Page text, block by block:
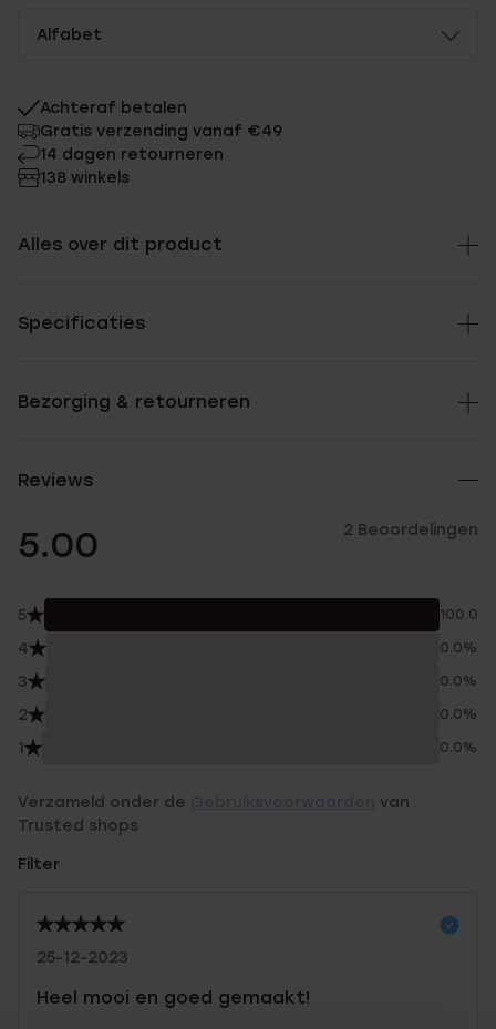
Alfabet
Achteraf betalen
Gratis verzending vanaf €49
14 dagen retourneren
138 winkels
Alles over dit product
Specificaties
Bezorging & retourneren
Reviews
5.00 2 Beoordelingen
5 100.0%
4 0.0%
3 0.0%
2 0.0%
1 0.0%
Verzameld onder de
van
Trusted shops
Filter
25-12-2023
Heel mooi en goed gemaakt!